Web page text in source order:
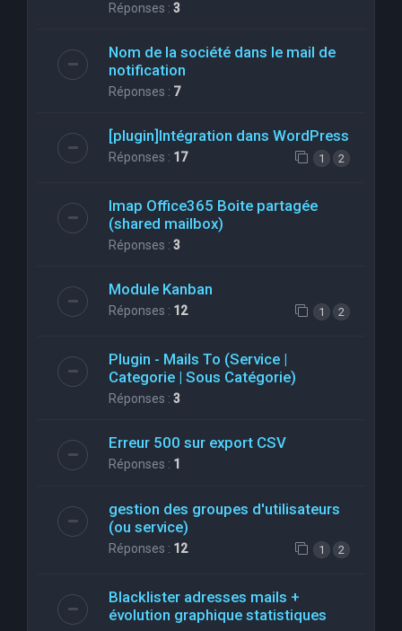
Réponses : 3
Nom de la société dans le mail de
notification
Réponses : 7
[plugin]Intégration dans WordPress
Réponses : 17 1 2
Imap Office365 Boite partagée
(shared mailbox)
Réponses : 3
Module Kanban
Réponses : 12 1 2
Plugin - Mails To (Service |
Categorie | Sous Catégorie)
Réponses : 3
Erreur 500 sur export CSV
Réponses : 1
gestion des groupes d'utilisateurs
(ou service)
Réponses : 12 1 2
Blacklister adresses mails +
évolution graphique statistiques